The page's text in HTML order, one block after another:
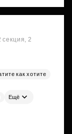
2
как хотите
Ещё